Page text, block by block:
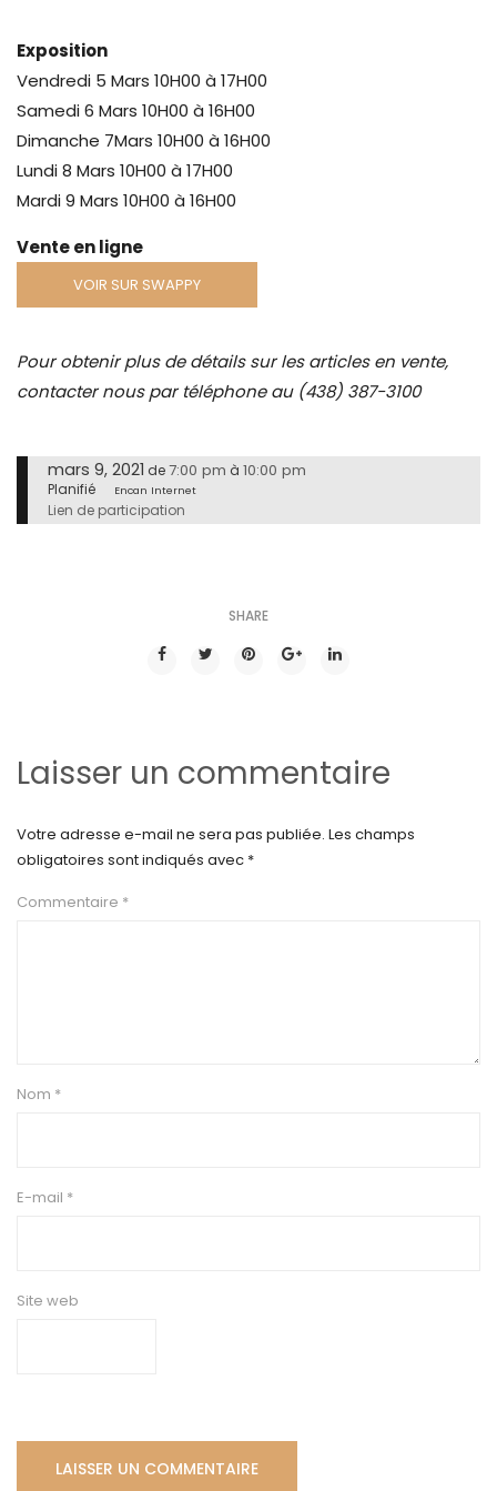
Exposition
Vendredi 5 Mars 10H00 à 17H00
Samedi 6 Mars 10H00 à 16H00
Dimanche 7Mars 10H00 à 16H00
Lundi 8 Mars 10H00 à 17H00
Mardi 9 Mars 10H00 à 16H00
Vente en ligne
VOIR SUR SWAPPY
Pour obtenir plus de détails sur les articles en vente,
contacter nous par téléphone au (438) 387-3100
mars 9, 2021 de7:00 pm à 10:00 pm
Planifié Encan Internet
Lien de participation
SHARE
Laisser un commentaire
Votre adresse e-mail ne sera pas publiée. Les champs
obligatoires sont indiqués avec *
Commentaire *
Nom *
E-mail *
Site web